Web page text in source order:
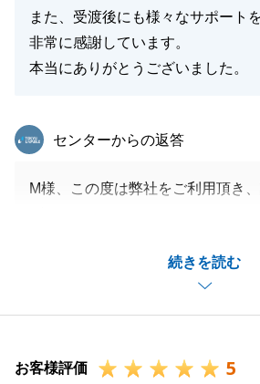
また、受渡後にも様々なサポート
非常に感謝しています。
本当にありがとうございました。
続きを読む
東急リバブル
センターからの返答
M様、この度は弊社をご利用頂き
いに、Ｍ様はいつも迅速にご対応
が大変豊富でご理解が早いので、
に手続きを進めることができまし
ご購入に満足いただけるサービス
お客様評価 5